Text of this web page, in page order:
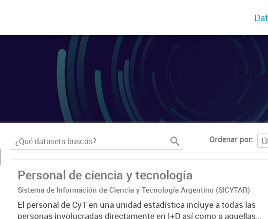
Ordenar por
Personal de ciencia y tecnología
Sistema de Información de Ciencia y Tecnología Argentino (SICYTAR)
El personal de CyT en una unidad estadística incluye a todas las
personas involucradas directamente en I+D así como a aquellas